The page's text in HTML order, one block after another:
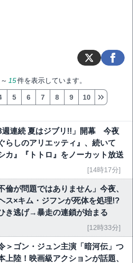
～ 15件を表示しています。
5 6 7 8 9 10
週連続 夏はジブリ!!」開幕 今夜
らしのアリエッティ』、続いて
カ』『トトロ』をノーカット放送
[14時17分]
倫が問題ではありません」今夜、
ス×キム・ジフンが死体を処理!?
き逃げ→暴走の連鎖が始まる
[12時33分]
＞ゴン・ジュン主演「暗河伝」つ
上陸！映画級アクションが話題、